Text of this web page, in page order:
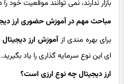
مباحث مهم در آموزش حضوری ارز
برای بهره مندی ازآموزش ارز دیجیتال
ای این نوع سرمایه گذاری را یاد بگیرید.
ارز دیجیتال چه نوع ارزی است؟
ارز دیجیتال یک پول رمز نگاری شده